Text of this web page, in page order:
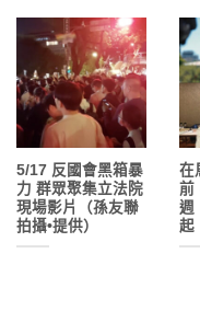
5/17 反國會黑箱暴
力 群眾聚集立法院
現場影片（孫友聯
拍攝•提供）
在
前
週
起